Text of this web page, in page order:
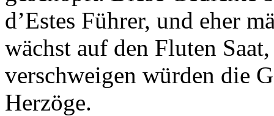
d’Estes Führer, und eher
wächst auf den Fluten
verschweigen würden die
Herzöge.